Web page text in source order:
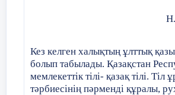
Кез келген халықтың ұлттық
болып табылады. Қазақстан
мемлекеттік тілі- қазақ тілі. Тіл
тәрбиесінің пәрменді құралы,